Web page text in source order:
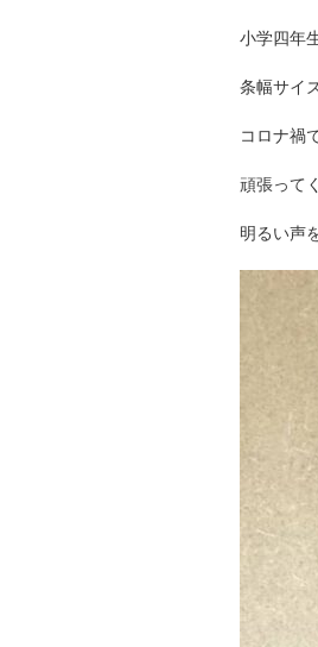
小学四年
条幅サイズ
コロナ禍
頑張って
明るい声